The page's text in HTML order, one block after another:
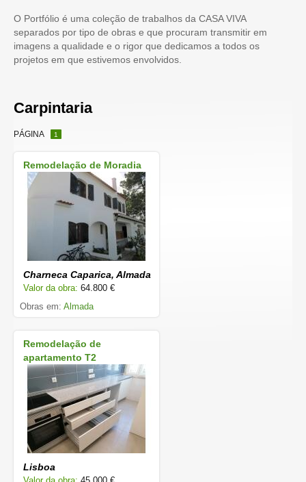
O Portfólio é uma coleção de trabalhos da CASA VIVA
separados por tipo de obras e que procuram transmitir em
imagens a qualidade e o rigor que dedicamos a todos os
projetos em que estivemos envolvidos.
Carpintaria
PÁGINA 1
Remodelação de Moradia
Charneca Caparica, Almada
Valor da obra: 64.800 €
Obras em: Almada
Remodelação de
apartamento T2
Lisboa